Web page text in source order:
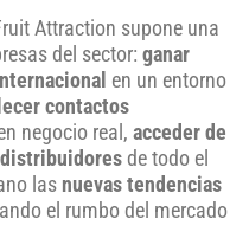
Attraction supone una
del sector: ganar
en un entorno
contactos
negocio real, acceder de
de todo el
las nuevas tendencias
el rumbo del mercado